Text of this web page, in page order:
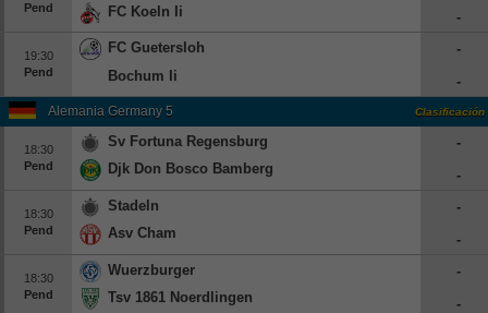
Pend
FC Koeln Ii
-
19:30
Pend
FC Guetersloh
Bochum Ii
-
-
Alemania Germany 5 Clasificación
18:30
Pend
Sv Fortuna Regensburg
Djk Don Bosco Bamberg
-
-
18:30
Pend
Stadeln
Asv Cham
-
-
18:30
Pend
Wuerzburger
Tsv 1861 Noerdlingen
-
-